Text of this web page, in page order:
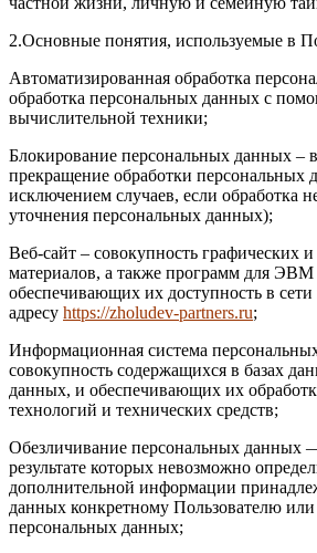
2.Основные понятия, используемые в
Автоматизированная обработка
обработка персональных данных с
вычислительной техники;
Блокирование персональных данных –
прекращение обработки персональных
исключением случаев, если обработка
уточнения персональных данных);
Веб-сайт – совокупность графических
материалов, а также программ для ЭВМ
обеспечивающих их доступность в сети
адресу https://zholudev-partners.ru;
Информационная система
совокупность содержащихся в базах
данных, и обеспечивающих их
технологий и технических средств;
Обезличивание персональных данных
результате которых невозможно
дополнительной информации
данных конкретному Пользователю
персональных данных;